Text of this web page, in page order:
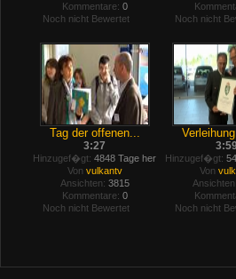
Kommentare: 0
Noch nicht Bewertet
Noch nicht
Tag der offenen...
3:27
Hinzugef�gt: 4848 Tage her
Von vulkantv
Ansichten: 3815
Kommentare: 0
Noch nicht Bewertet
Hinzugef�gt:
Von
Ansichten:
Noch nicht